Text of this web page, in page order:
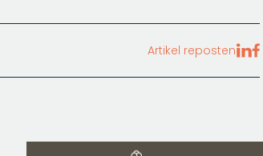
Artikel reposten